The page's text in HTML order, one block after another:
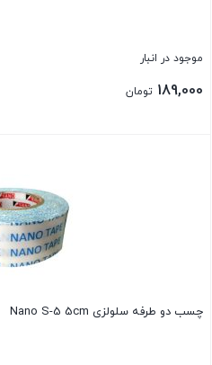
موجود در انبار
189,000 تومان
چسب دو طرفه سلولزی Nano S-5 5cm